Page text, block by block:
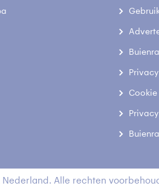
Nederland. Alle rechten